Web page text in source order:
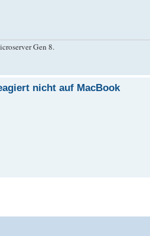
Gen 8.
nicht auf MacBook